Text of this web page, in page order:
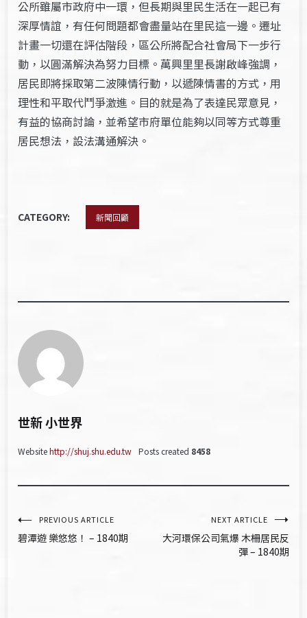
公所雖屬市政府中一環，但長期與里民生活在一起已有
深厚情誼，有任何問題都會盡量站在里民這一邊。遷址
計畫一切還在評估階段，區公所將配合社會局下一步行
動，以圓滿解決為努力目標。萬興里里長謝啟峰強調，
居民即將採取第二波陳情行動，以遞陳情書的方式，用
理性和平取代鬥爭激進。目的就是為了表達民眾意見，
有益的協商討論，並希望市府單位能夠以同等方式尊重
居民想法，設法溝通解決。
CATEGORY: 新聞回顧
世新 小世界
Websitehttp://shuj.shu.edu.tw Posts created 8458
文
章
PREVIOUS ARTICLE
碧潭遊 樂悠悠！ – 1840期
NEXT ARTICLE
大河環保公司氣爆 木柵居民反
彈 – 1840期